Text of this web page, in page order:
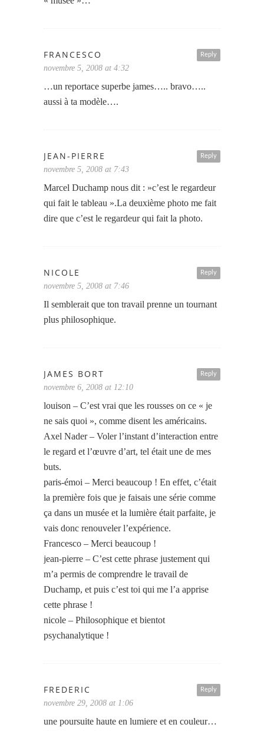
Reply
FRANCESCO
novembre 5, 2008 at 4:32
…un reportace superbe james….. bravo…..
aussi à ta modèle….
Reply
JEAN-PIERRE
novembre 5, 2008 at 7:43
Marcel Duchamp nous dit : »c’est le regardeur
qui fait le tableau ».La deuxième photo me fait
dire que c’est le regardeur qui fait la photo.
Reply
NICOLE
novembre 5, 2008 at 7:46
Il semblerait que ton travail prenne un tournant
plus philosophique.
Reply
JAMES BORT
novembre 6, 2008 at 12:10
louison – C’est vrai que les rousses on ce « je
ne sais quoi », comme disent les américains.
Axel Nader – Voler l’instant d’interaction entre
le regard et l’œuvre d’art, tel était une de mes
buts.
paris-émoi – Merci beaucoup ! En effet, c’était
la première fois que je faisais une série comme
ça dans un musée et la lumière était parfaite, je
vais donc renouveler l’expérience.
Francesco – Merci beaucoup !
jean-pierre – C’est cette phrase justement qui
m’a permis de comprendre le travail de
Duchamp, et puis c’est toi qui me l’a apprise
cette phrase !
nicole – Philosophique et bientot
psychanalytique !
Reply
FREDERIC
novembre 29, 2008 at 1:06
une poursuite haute en lumiere et en couleur…